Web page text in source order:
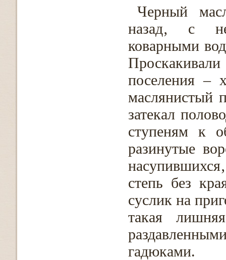
Черный
назад‚ с
коварными
поселения –
маслянистый
затекал
ступеням к
разинутые
степь без
суслик на
такая
гадюками.